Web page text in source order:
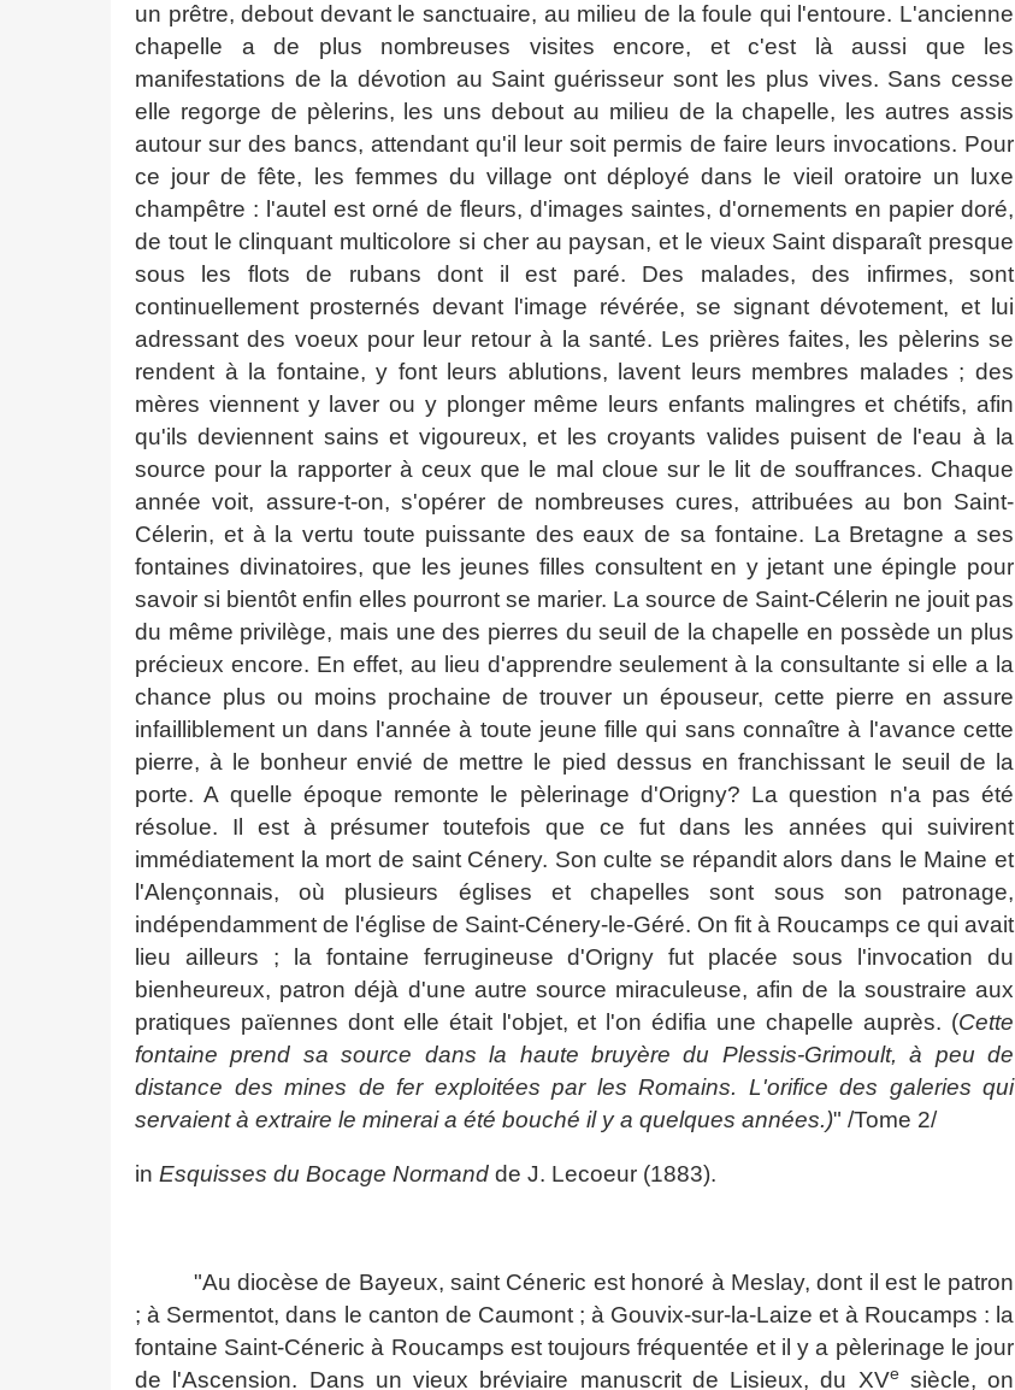
un prêtre, debout devant le sanctuaire, au milieu de la foule qui l'entoure. L'ancienne
chapelle a de plus nombreuses visites encore, et c'est là aussi que les
manifestations de la dévotion au Saint guérisseur sont les plus vives. Sans cesse
elle regorge de pèlerins, les uns debout au milieu de la chapelle, les autres assis
autour sur des bancs, attendant qu'il leur soit permis de faire leurs invocations. Pour
ce jour de fête, les femmes du village ont déployé dans le vieil oratoire un luxe
champêtre : l'autel est orné de fleurs, d'images saintes, d'ornements en papier doré,
de tout le clinquant multicolore si cher au paysan, et le vieux Saint disparaît presque
sous les flots de rubans dont il est paré. Des malades, des infirmes, sont
continuellement prosternés devant l'image révérée, se signant dévotement, et lui
adressant des voeux pour leur retour à la santé. Les prières faites, les pèlerins se
rendent à la fontaine, y font leurs ablutions, lavent leurs membres malades ; des
mères viennent y laver ou y plonger même leurs enfants malingres et chétifs, afin
qu'ils deviennent sains et vigoureux, et les croyants valides puisent de l'eau à la
source pour la rapporter à ceux que le mal cloue sur le lit de souffrances. Chaque
année voit, assure-t-on, s'opérer de nombreuses cures, attribuées au bon Saint-
Célerin, et à la vertu toute puissante des eaux de sa fontaine. La Bretagne a ses
fontaines divinatoires, que les jeunes filles consultent en y jetant une épingle pour
savoir si bientôt enfin elles pourront se marier. La source de Saint-Célerin ne jouit pas
du même privilège, mais une des pierres du seuil de la chapelle en possède un plus
précieux encore. En effet, au lieu d'apprendre seulement à la consultante si elle a la
chance plus ou moins prochaine de trouver un épouseur, cette pierre en assure
infailliblement un dans l'année à toute jeune fille qui sans connaître à l'avance cette
pierre, à le bonheur envié de mettre le pied dessus en franchissant le seuil de la
porte. A quelle époque remonte le pèlerinage d'Origny? La question n'a pas été
résolue. Il est à présumer toutefois que ce fut dans les années qui suivirent
immédiatement la mort de saint Cénery. Son culte se répandit alors dans le Maine et
l'Alençonnais, où plusieurs églises et chapelles sont sous son patronage,
indépendamment de l'église de Saint-Cénery-le-Géré. On fit à Roucamps ce qui avait
lieu ailleurs ; la fontaine ferrugineuse d'Origny fut placée sous l'invocation du
bienheureux, patron déjà d'une autre source miraculeuse, afin de la soustraire aux
pratiques païennes dont elle était l'objet, et l'on édifia une chapelle auprès. (Cette
fontaine prend sa source dans la haute bruyère du Plessis-Grimoult, à peu de
distance des mines de fer exploitées par les Romains. L'orifice des galeries qui
servaient à extraire le minerai a été bouché il y a quelques années.)" /Tome 2/
in Esquisses du Bocage Normand de J. Lecoeur (1883).
"Au diocèse de Bayeux, saint Céneric est honoré à Meslay, dont il est le patron
; à Sermentot, dans le canton de Caumont ; à Gouvix-sur-la-Laize et à Roucamps : la
fontaine Saint-Céneric à Roucamps est toujours fréquentée et il y a pèlerinage le jour
de l'Ascension. Dans un vieux bréviaire manuscrit de Lisieux, du XVesiècle, on